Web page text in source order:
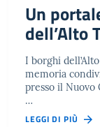
Un
dell’Alto
I borghi
memoria
presso il Nuovo
…
LEGGI DI PIÙ